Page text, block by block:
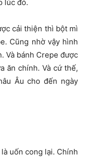
lúc đó.
cải thiện thì bột mì
Cũng nhờ vậy hình
Và bánh Crepe được
ăn chính. Và cứ thế,
Âu cho đến ngày
uốn cong lại. Chính